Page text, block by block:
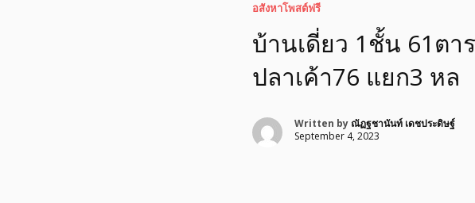
อสังหาโพสต์ฟรี
บ้านเดี่ยว 1ชั้น 61ต
ปลาเค้า76 แยก3 หล
Written by ณัฏฐชานันท์ เดชประดิษฐ์
September 4, 2023